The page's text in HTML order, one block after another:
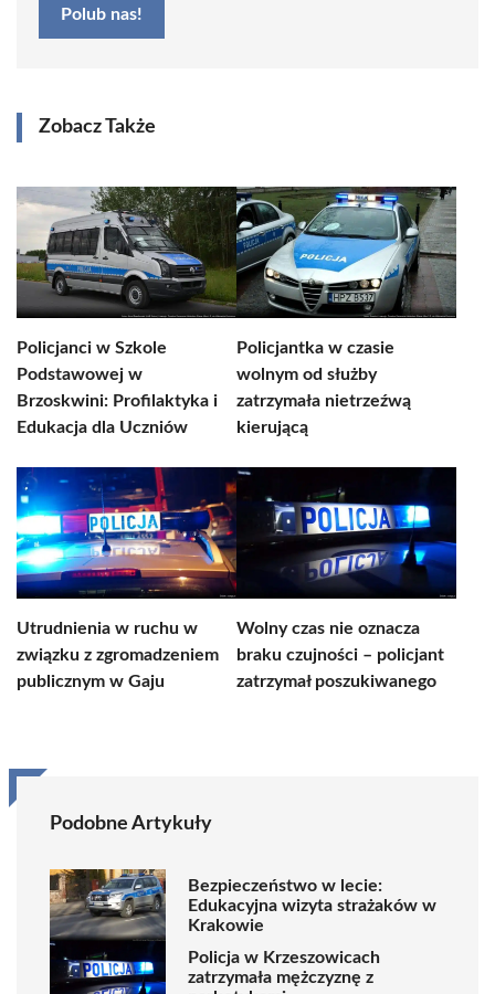
Polub nas!
Zobacz Także
Policjanci w Szkole
Podstawowej w
Brzoskwini: Profilaktyka i
Edukacja dla Uczniów
Policjantka w czasie
wolnym od służby
zatrzymała nietrzeźwą
kierującą
Utrudnienia w ruchu w
związku z zgromadzeniem
publicznym w Gaju
Wolny czas nie oznacza
braku czujności – policjant
zatrzymał poszukiwanego
Podobne Artykuły
Bezpieczeństwo w lecie:
Edukacyjna wizyta strażaków w
Krakowie
Policja w Krzeszowicach
zatrzymała mężczyznę z